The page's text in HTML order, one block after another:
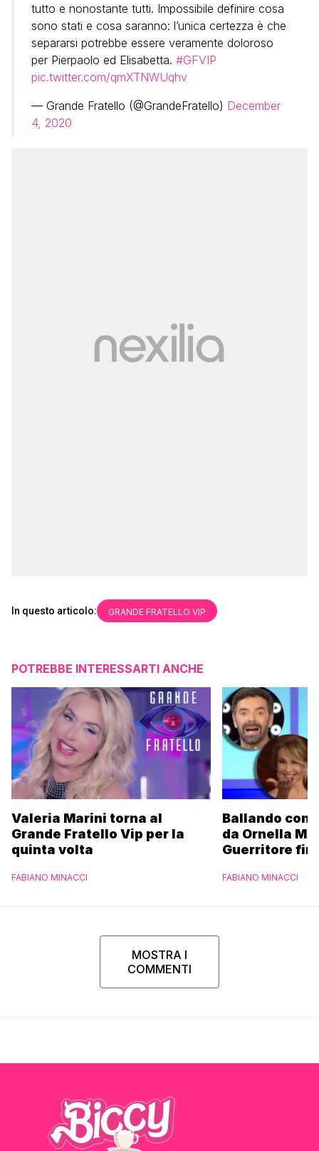
tutto e nonostante tutti. Impossibile definire cosa
sono stati e cosa saranno: l’unica certezza è che
separarsi potrebbe essere veramente doloroso
per Pierpaolo ed Elisabetta. #GFVIP
pic.twitter.com/qmXTNWUqhv
— Grande Fratello (@GrandeFratello) December
4, 2020
In questo articolo: GRANDE FRATELLO VIP
POTREBBE INTERESSARTI ANCHE
Valeria Marini torna al
Grande Fratello Vip per la
quinta volta
FABIANO MINACCI
Ballando con
da Ornella
Guerritore
l’esclusiva di
FABIANO MINACCI
MOSTRA I
COMMENTI